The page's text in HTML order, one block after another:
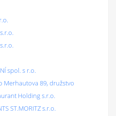
spol. s r.o.
Merhautova 89, družstvo
Holding s.r.o.
ST.MORITZ s.r.o.